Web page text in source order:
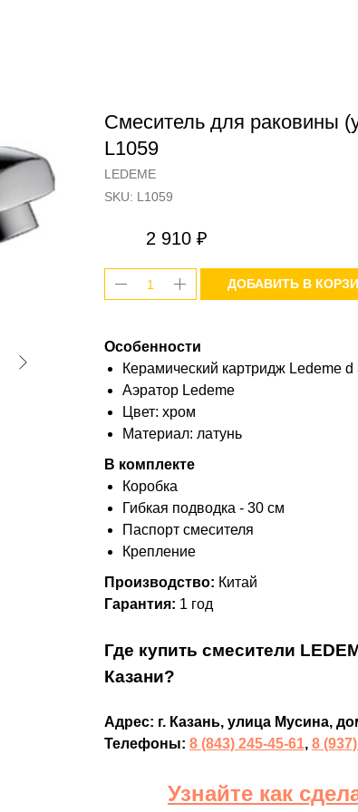
Смеситель для раковины
L1059
LEDEME
SKU: L1059
2 910 ₽
ДОБАВИТЬ В
Особенности
Керамический картридж Ledeme
Аэратор Ledeme
Цвет: хром
Материал: латунь
В комплекте
Коробка
Гибкая подводка - 30 см
Паспорт смесителя
Крепление
Производство: Китай
Гарантия: 1 год
Где купить смесители
Казани?
Адрес: г. Казань, улица Мусина,
Телефоны: 8 (843) 245-45-61, 8
Узнайте как